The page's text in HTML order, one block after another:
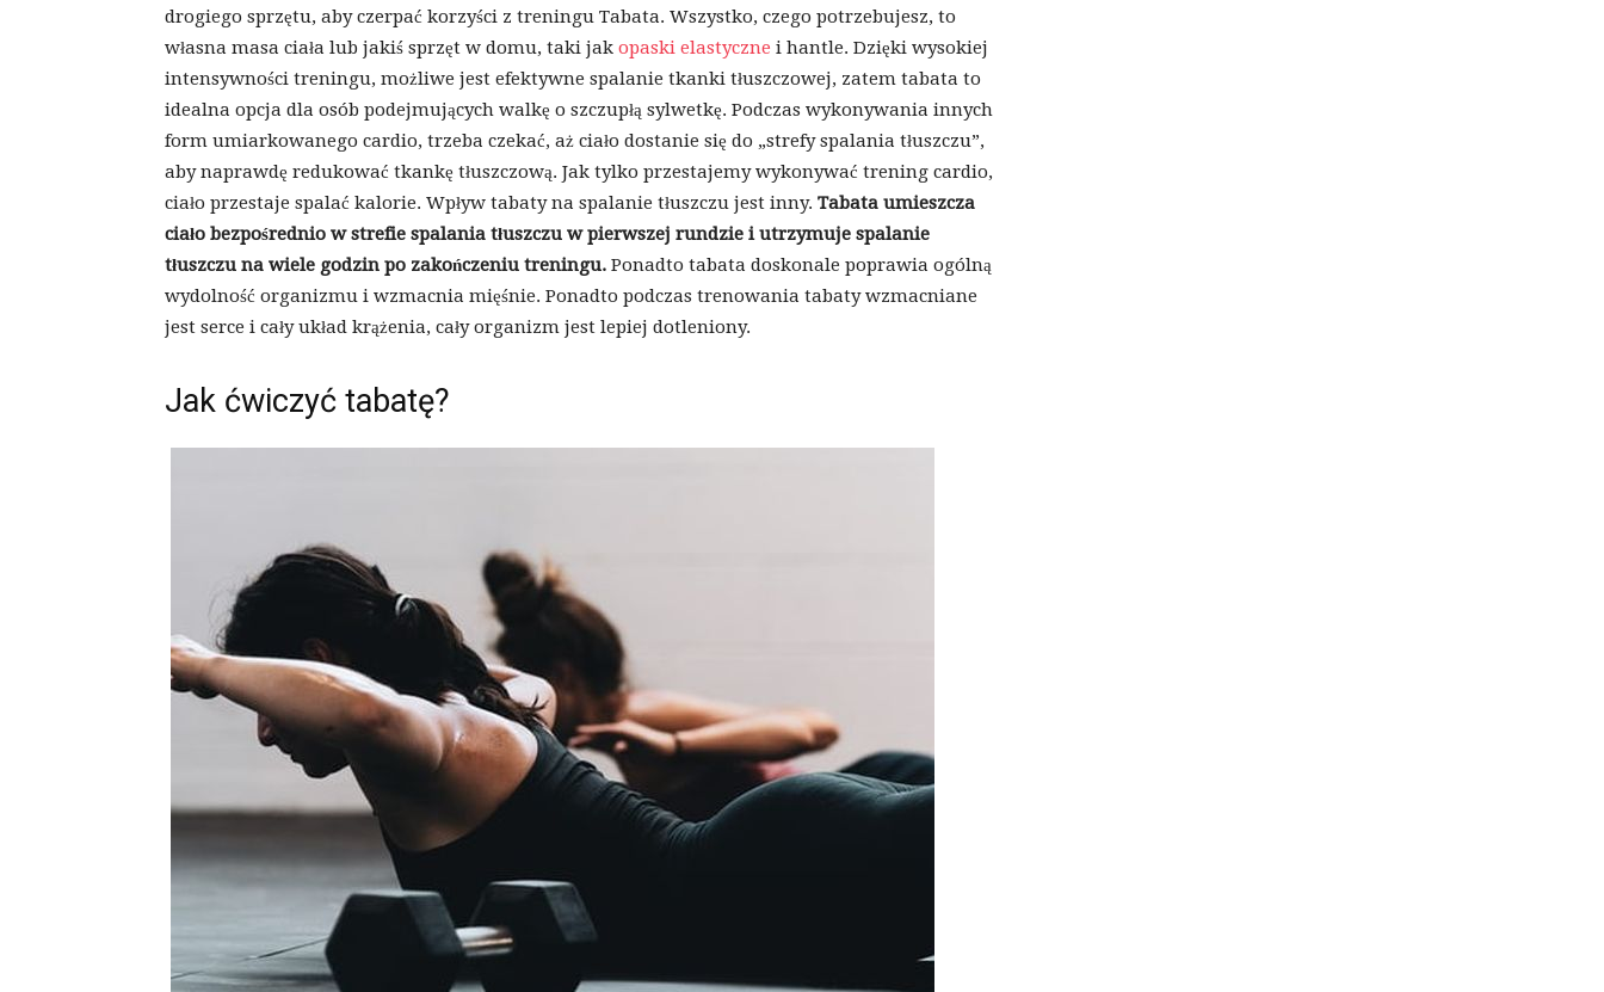
drogiego sprzętu, aby czerpać korzyści z treningu Tabata. Wszystko, czego potrzebujesz, to
własna masa ciała lub jakiś sprzęt w domu, taki jak opaski elastyczne i hantle. Dzięki wysokiej
intensywności treningu, możliwe jest efektywne spalanie tkanki tłuszczowej, zatem tabata to
idealna opcja dla osób podejmujących walkę o szczupłą sylwetkę. Podczas wykonywania innych
form umiarkowanego cardio, trzeba czekać, aż ciało dostanie się do „strefy spalania tłuszczu”,
aby naprawdę redukować tkankę tłuszczową. Jak tylko przestajemy wykonywać trening cardio,
ciało przestaje spalać kalorie. Wpływ tabaty na spalanie tłuszczu jest inny. Tabata umieszcza
ciało bezpośrednio w strefie spalania tłuszczu w pierwszej rundzie i utrzymuje spalanie
tłuszczu na wiele godzin po zakończeniu treningu. Ponadto tabata doskonale poprawia ogólną
wydolność organizmu i wzmacnia mięśnie. Ponadto podczas trenowania tabaty wzmacniane
jest serce i cały układ krążenia, cały organizm jest lepiej dotleniony.
Jak ćwiczyć tabatę?